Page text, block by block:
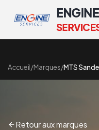
ENGINE
Accueil/Marques/MTS
Retour aux marques